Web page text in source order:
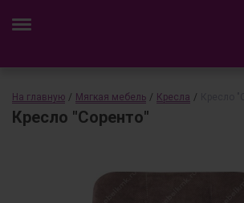
На главную / Мягкая мебель / Кресла /
Кресло "Соренто"